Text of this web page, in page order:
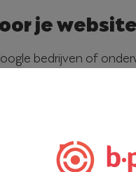
je
bedrijven of
teksten kom je hoger
en de uitvoering.